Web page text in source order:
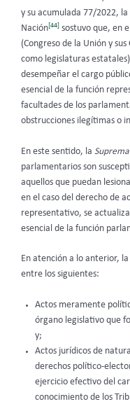
y su acumulada 77/2022, la
Nación[44] sostuvo que, en
(Congreso de la Unión y
como legislaturas
desempeñar el cargo
esencial de la función
facultades de los
obstrucciones ilegítimas o
En este sentido, la
parlamentarios son
aquellos que puedan
en el caso del derecho de
representativo, se
esencial de la función
En atención a lo anterior, la
entre los siguientes:
Actos meramente
órgano legislativo que
y;
Actos jurídicos de
derechos político-
ejercicio efectivo del
conocimiento de los